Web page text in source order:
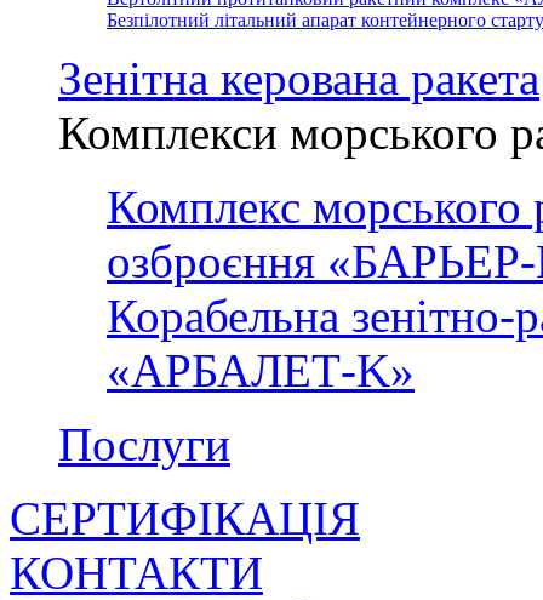
Безпілотний літальний апарат контейнерного
Зенітна керована ракета
Комплекси морського
Комплекс морського
озброєння
Корабельна зенітно-
«АРБАЛЕТ-K»
Послуги
СЕРТИФІКАЦІЯ
КОНТАКТИ